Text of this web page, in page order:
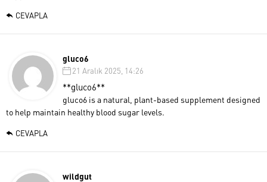
CEVAPLA
gluco6
21 Aralık 2025, 14:26
**gluco6**
gluco6 is a natural, plant-based supplement designed
to help maintain healthy blood sugar levels.
CEVAPLA
wildgut